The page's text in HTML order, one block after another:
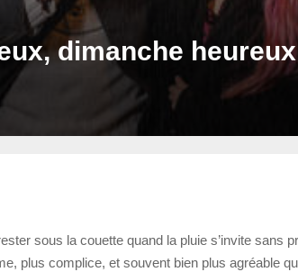
dimanche
sous la couette quand la pluie s’invite
plus complice, et souvent bien plus agréable